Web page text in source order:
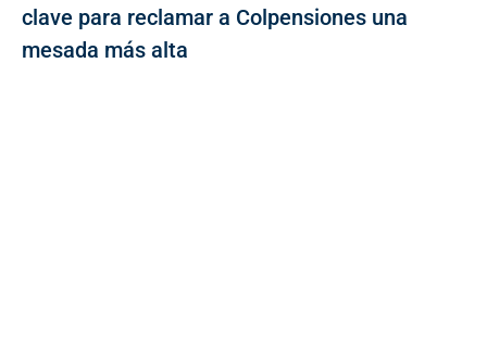
clave para reclamar a Colpensiones una
mesada más alta